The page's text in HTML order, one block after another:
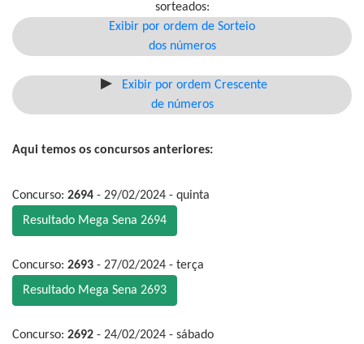
sorteados:
Exibir por ordem de Sorteio
dos números
Exibir por ordem Crescente
de números
Aqui temos os concursos anteriores:
Concurso: 2694 - 29/02/2024 - quinta
Resultado Mega Sena 2694
Concurso: 2693 - 27/02/2024 - terça
Resultado Mega Sena 2693
Concurso: 2692 - 24/02/2024 - sábado